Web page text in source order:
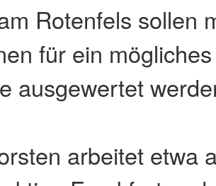
Rotenfels sollen
für ein
ausgewertet
arbeitet etwa